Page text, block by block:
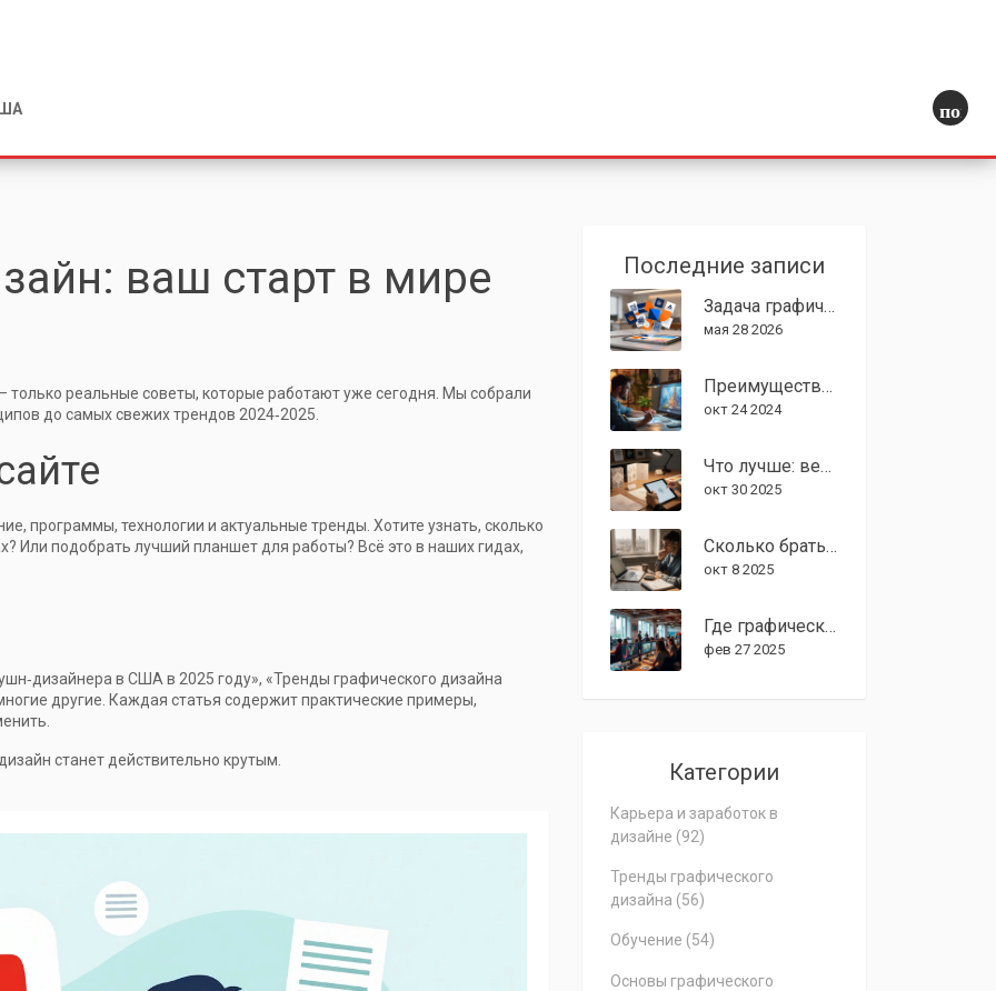
поиск
ваш старт в мире
реальные советы, которые работают уже сегодня. Мы собрали
до самых свежих трендов 2024‑2025.
программы, технологии и актуальные тренды. Хотите узнать, сколько
Или подобрать лучший планшет для работы? Всё это в наших гидах,
в США в 2025 году», «Тренды графического дизайна
другие. Каждая статья содержит практические примеры,
станет действительно крутым.
Последние записи
Задача графического дизайнера: от визуальной упаковки до решения бизнес-задач
мая 28 2026
Преимущества профессии графического дизайнера в современном мире
окт 24 2024
Что лучше: веб-дизайн или графический дизайн?
окт 30 2025
Сколько брать начинающему графическому дизайнеру: практический гид
окт 8 2025
Где графический дизайн наиболее востребован?
фев 27 2025
Категории
Карьера и заработок в
дизайне (92)
Тренды графического
дизайна (56)
Обучение (54)
Основы графического